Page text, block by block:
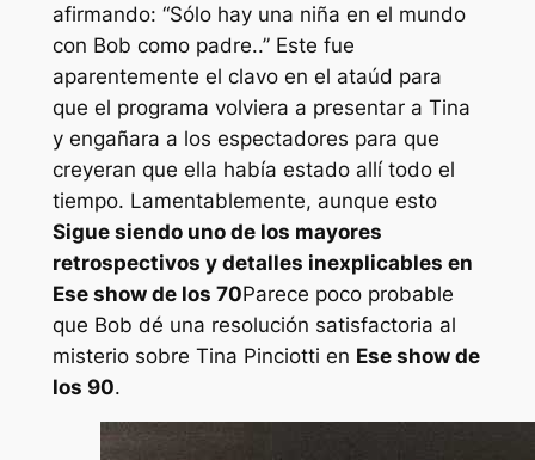
afirmando: “Sólo hay una niña en el mundo
con Bob como padre..” Este fue
aparentemente el clavo en el ataúd para
que el programa volviera a presentar a Tina
y engañara a los espectadores para que
creyeran que ella había estado allí todo el
tiempo. Lamentablemente, aunque esto
Sigue siendo uno de los mayores
retrospectivos y detalles inexplicables en
Ese show de los 70Parece poco probable
que Bob dé una resolución satisfactoria al
misterio sobre Tina Pinciotti en Ese show de
los 90.